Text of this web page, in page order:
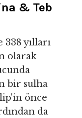
& Teb
yılları
olarak
bir sulha
önce
da